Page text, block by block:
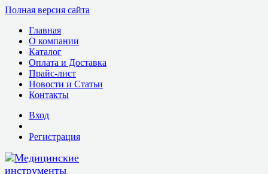
Полная версия сайта
Главная
О компании
Каталог
Оплата и Доставка
Прайс-лист
Новости и Статьи
Контакты
Вход
Регистрация